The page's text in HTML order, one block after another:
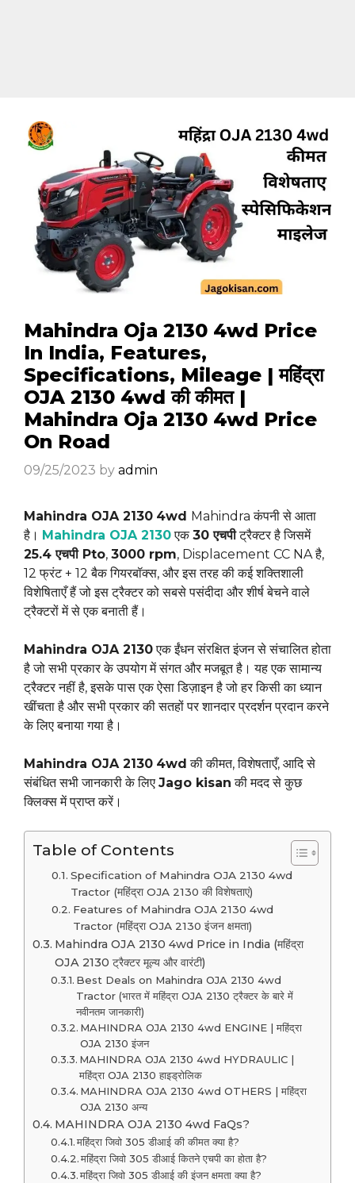
Mahindra Oja 2130 4wd Price
In India, Features,
Specifications, Mileage | महिंद्रा
OJA 2130 4wd की कीमत |
Mahindra Oja 2130 4wd Price
On Road
09/25/2023 by admin
Mahindra OJA 2130 4wd
Mahindra कंपनी से आता
है। Mahindra OJA 2130एक30 एचपीट्रैक्टर है जिसमें
25.4 एचपी Pto, 3000 rpm, Displacement CC NA है,
12 फ्रंट + 12 बैक गियरबॉक्स, और इस तरह की कई शक्तिशाली
विशेषिताएँ हैं जो इस ट्रैक्टर को सबसे पसंदीदा और शीर्ष बेचने वाले
ट्रैक्टरों में से एक बनाती हैं।
Mahindra OJA 2130एक ईंधन संरक्षित इंजन से संचालित होता
है जो सभी प्रकार के उपयोग में संगत और मजबूत है। यह एक सामान्य
ट्रैक्टर नहीं है, इसके पास एक ऐसा डिज़ाइन है जो हर किसी का ध्यान
खींचता है और सभी प्रकार की सतहों पर शानदार प्रदर्शन प्रदान करने
के लिए बनाया गया है।
Mahindra OJA 2130 4wd की कीमत, विशेषताएँ, आदि से
संबंधित सभी जानकारी के लिए Jago kisan की मदद से कुछ
क्लिक्स में प्राप्त करें।
Table of Contents
Specification of Mahindra OJA 2130 4wd
Tractor (महिंद्रा OJA 2130 की विशेषताएं)
Features of Mahindra OJA 2130 4wd
Tractor (महिंद्रा OJA 2130 इंजन क्षमता)
Mahindra OJA 2130 4wd Price in India (महिंद्रा
OJA 2130 ट्रैक्टर मूल्य और वारंटी)
Best Deals on Mahindra OJA 2130 4wd
Tractor (भारत में महिंद्रा OJA 2130 ट्रैक्टर के बारे में
नवीनतम जानकारी)
MAHINDRA OJA 2130 4wd ENGINE | महिंद्रा
OJA 2130 इंजन
MAHINDRA OJA 2130 4wd HYDRAULIC |
महिंद्रा OJA 2130 हाइड्रोलिक
MAHINDRA OJA 2130 4wd OTHERS | महिंद्रा
OJA 2130 अन्य
MAHINDRA OJA 2130 4wd FaQs?
महिंद्रा जिवो 305 डीआई की कीमत क्या है?
महिंद्रा जिवो 305 डीआई कितने एचपी का होता है?
महिंद्रा जिवो 305 डीआई की इंजन क्षमता क्या है?